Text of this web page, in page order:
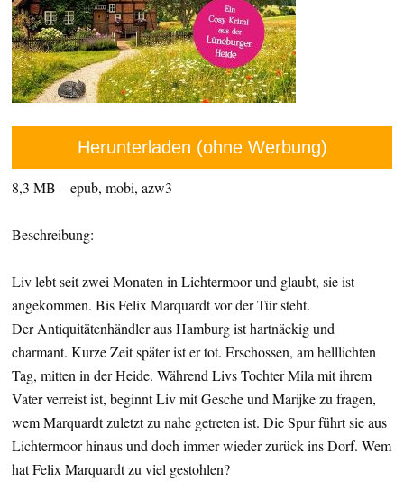
Herunterladen (ohne Werbung)
8,3 MB – epub, mobi, azw3
Beschreibung:
Liv lebt seit zwei Monaten in Lichtermoor und glaubt, sie ist
angekommen. Bis Felix Marquardt vor der Tür steht.
Der Antiquitätenhändler aus Hamburg ist hartnäckig und
charmant. Kurze Zeit später ist er tot. Erschossen, am helllichten
Tag, mitten in der Heide. Während Livs Tochter Mila mit ihrem
Vater verreist ist, beginnt Liv mit Gesche und Marijke zu fragen,
wem Marquardt zuletzt zu nahe getreten ist. Die Spur führt sie aus
Lichtermoor hinaus und doch immer wieder zurück ins Dorf. Wem
hat Felix Marquardt zu viel gestohlen?